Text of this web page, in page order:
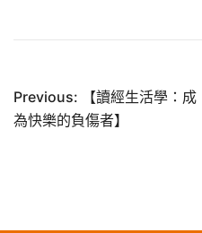
Previous:
【讀經生活學：成
為快樂的負傷者】